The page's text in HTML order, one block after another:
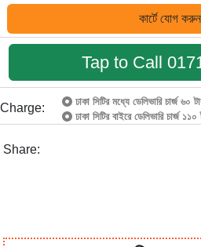
কার্টে যোগ করুন
Tap to Call
Charge:
ঢাকা সিটির মধ্যে ডেলিভারি চার্জ ৬০
ঢাকা সিটির বাইরে ডেলিভারি চার্জ ১১০
Share: